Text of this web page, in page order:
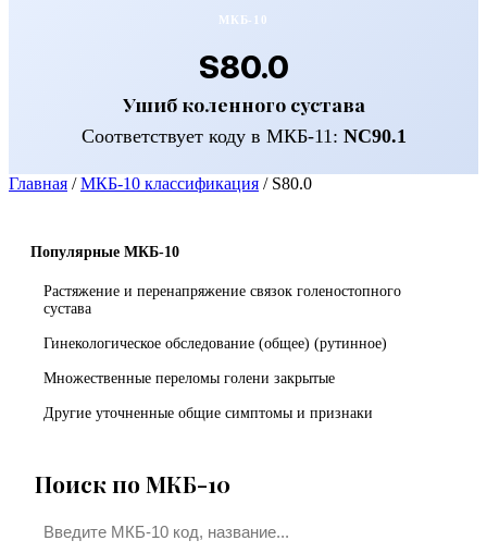
МКБ-10
S80.0
Ушиб коленного сустава
Соответствует коду в МКБ-11: NC90.1
Главная / МКБ-10 классификация / S80.0
Популярные МКБ-10
Растяжение и перенапряжение связок голеностопного
сустава
Гинекологическое обследование (общее) (рутинное)
Множественные переломы голени закрытые
Другие уточненные общие симптомы и признаки
Поиск по МКБ-10